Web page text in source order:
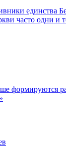
единства
часто одни и
формируются